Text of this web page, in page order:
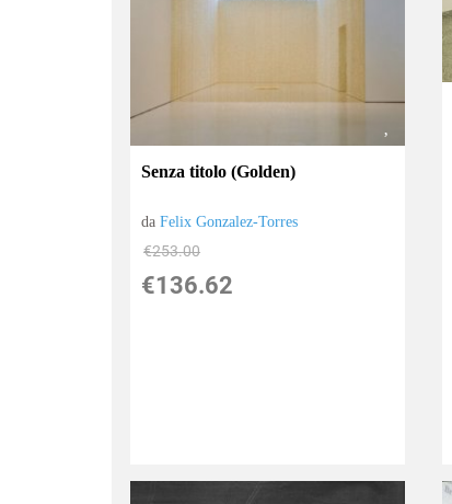
Senza titolo (Golden)
daFelix Gonzalez-Torres
€253.00
€136.62